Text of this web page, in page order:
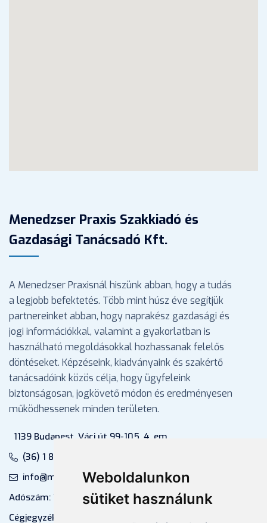
Weboldalunkon
sütiket használunk
Menedzser Praxis Szakkiadó és
Gazdasági Tanácsadó Kft.
A Menedzser Praxisnál hiszünk abban, hogy a tudás
a legjobb befektetés. Több mint húsz éve segítjük
partnereinket abban, hogy naprakész gazdasági és
jogi információkkal, valamint a gyakorlatban is
használható megoldásokkal hozhassanak felelős
döntéseket. Képzéseink, kiadványaink és szakértő
tanácsadóink közös célja, hogy ügyfeleink
biztonságosan, jogkövető módon és eredményesen
működhessenek minden területen.
1139 Budapest, Váci út 99-105. 4. em.
(36) 1 880 76 00
info@mprx.hu
Adószám: 13598145-2-41
Cégjegyzékszám: 01-09-883770 (Fővárosi